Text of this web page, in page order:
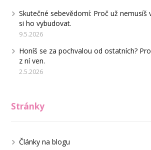
Skutečné sebevědomí: Proč už
si ho vybudovat.
9.5.2026
Honíš se za pochvalou od ostatních?
z ní ven.
2.5.2026
Stránky
Články na blogu